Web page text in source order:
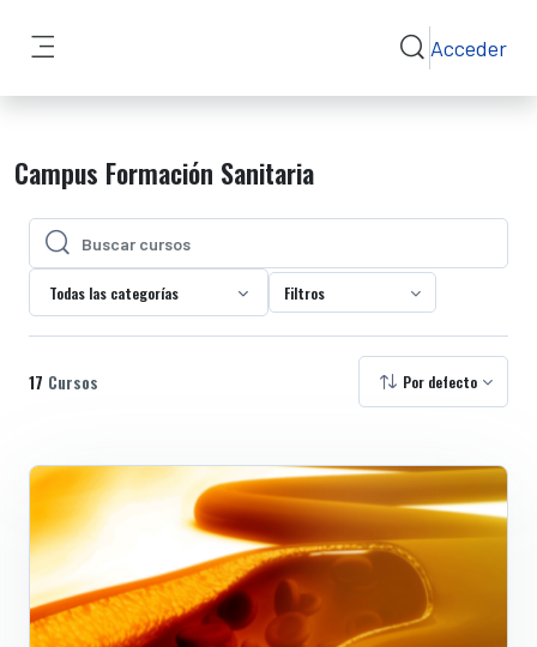
Selector de
Acceder
Campus Formación Sanitaria
Buscar cursos
Buscar cursos
Todas las categorías Filtros
17 Cursos Por defecto